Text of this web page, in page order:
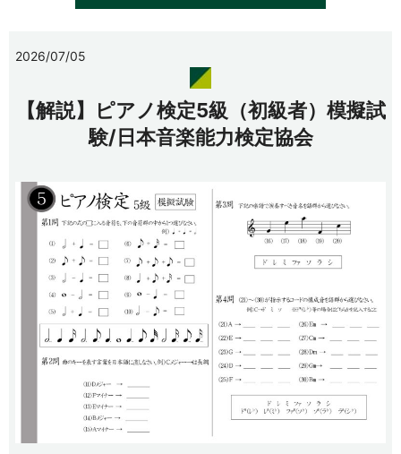
2026/07/05
【解説】ピアノ検定5級（初級者）模擬試
験/日本音楽能力検定協会